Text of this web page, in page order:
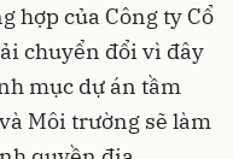
hợp của Công ty Cổ
chuyển đổi vì đây
mục dự án tầm
Môi trường sẽ làm